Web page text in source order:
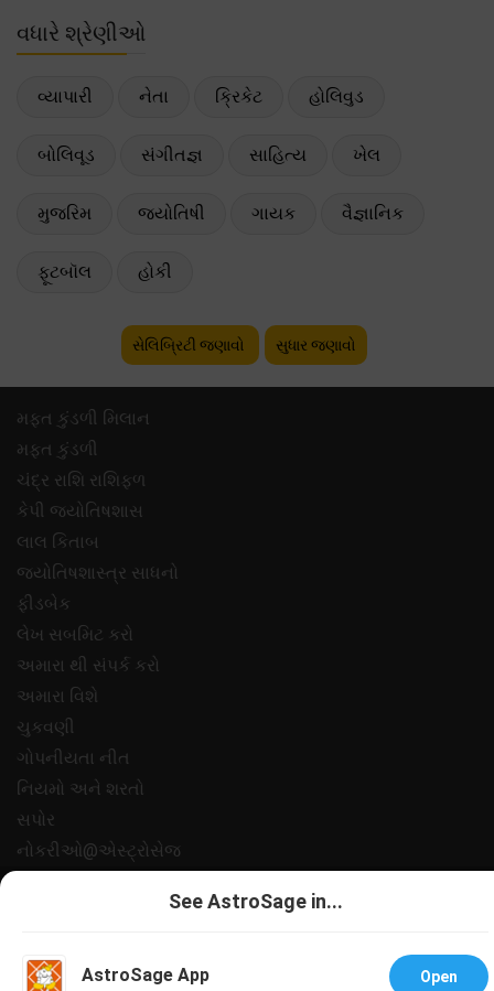
વધારે શ્રેણીઓ
વ્યાપારી નેતા ક્રિકેટ હોલિવુડ
બોલિવૂડ સંગીતજ્ઞ સાહિત્ય ખેલ
મુજરિમ જ્યોતિષી ગાયક વૈજ્ઞાનિક
ફૂટબૉલ હોકી
સેલિબ્રિટી જણાવો સુધાર જણાવો
મફ્ત કુંડળી મિલાન
મફ્ત કુંડળી
ચંદ્ર રાશિ રાશિફળ
કેપી જ્યોતિષશાસ
લાલ કિતાબ
જ્યોતિષશાસ્ત્ર સાધનો
ફીડબેક
લેખ સબમિટ કરો
અમારા થી સંપર્ક કરો
અમારા વિશે
ચુકવણી
ગોપનીયતા નીત
નિયમો અને શરતો
સપોર
નોકરીઓ@એસ્ટ્રોસેજ
All copyrights reserved 2025AstroSage.com
See AstroSage in...
AstroSage App Open